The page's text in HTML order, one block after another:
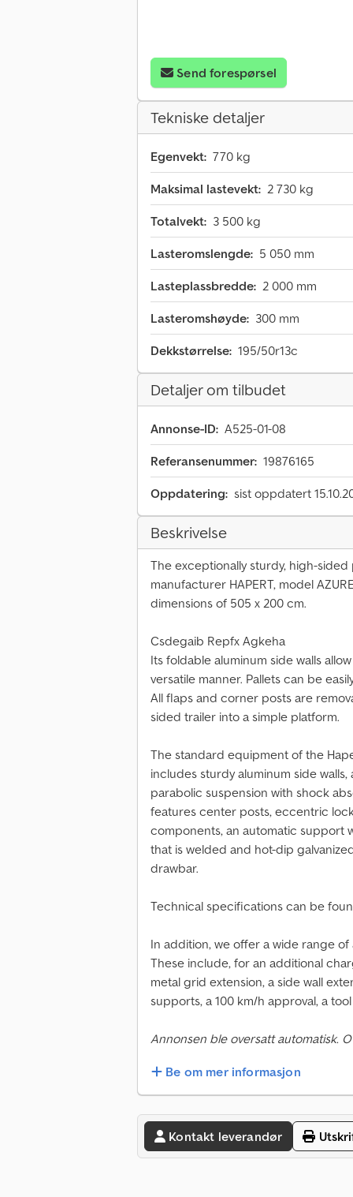
Send forespørsel
Tekniske detaljer
Egenvekt: 770 kg
Maksimal lastevekt: 2 730 kg
Totalvekt: 3 500 kg
Lasteromslengde: 5 050 mm
Lasteplassbredde: 2 000 mm
Lasteromshøyde: 300 mm
Dekkstørrelse: 195/50r13c
Detaljer om tilbudet
Annonse-ID: A525-01-08
Referansenummer: 19876165
Oppdatering: sist oppdatert
Beskrivelse
The exceptionally sturdy, high-
manufacturer HAPERT, model
dimensions of 505 x 200 cm.
Csdegaib Repfx Agkeha
Its foldable aluminum side walls
versatile manner. Pallets can be
All flaps and corner posts are
sided trailer into a simple platform.
The standard equipment of the
includes sturdy aluminum side
parabolic suspension with shock
features center posts, eccentric
components, an automatic support
that is welded and hot-dip
drawbar.
Technical specifications can be
In addition, we offer a wide range
These include, for an additional
metal grid extension, a side wall
supports, a 100 km/h approval, a
Annonsen ble oversatt automatisk.
Be om mer informasjon
Kontakt leverandør